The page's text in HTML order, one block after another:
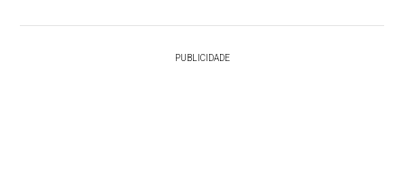
PUBLICIDADE